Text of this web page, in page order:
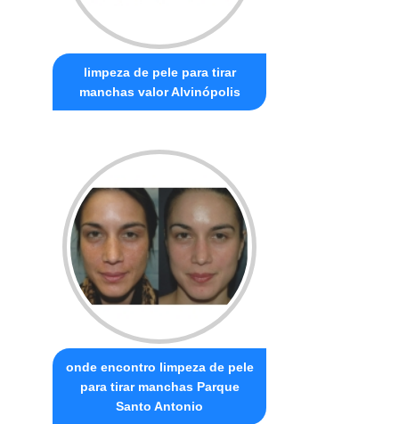
limpeza de pele para tirar
manchas valor Alvinópolis
onde encontro limpeza de pele
para tirar manchas Parque
Santo Antonio